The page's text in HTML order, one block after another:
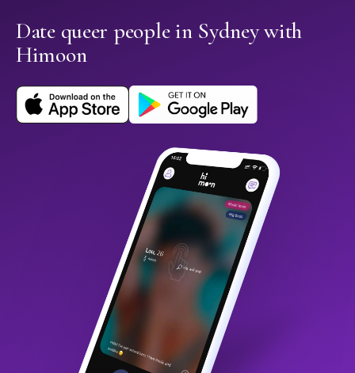
Date queer people in Sydney with
Himoon